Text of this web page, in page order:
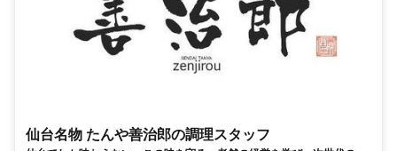
仙台名物 たんや善治郎の調理スタッフ